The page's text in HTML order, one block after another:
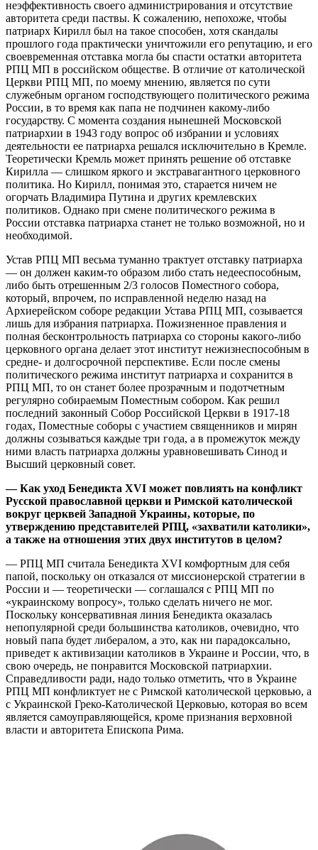
неэффективность своего администрирования и отсутствие
авторитета среди паствы. К сожалению, непохоже, чтобы
патриарх Кирилл был на такое способен, хотя скандалы
прошлого года практически уничтожили его репутацию, и его
своевременная отставка могла бы спасти остатки авторитета
РПЦ МП в российском обществе. В отличие от католической
Церкви РПЦ МП, по моему мнению, является по сути
служебным органом господствующего политического режима
России, в то время как папа не подчинен какому-либо
государству. С момента создания нынешней Московской
патриархии в 1943 году вопрос об избрании и условиях
деятельности ее патриарха решался исключительно в Кремле.
Теоретически Кремль может принять решение об отставке
Кирилла — слишком яркого и экстравагантного церковного
политика. Но Кирилл, понимая это, старается ничем не
огорчать Владимира Путина и других кремлевских
политиков. Однако при смене политического режима в
России отставка патриарха станет не только возможной, но и
необходимой.
Устав РПЦ МП весьма туманно трактует отставку патриарха
— он должен каким-то образом либо стать недееспособным,
либо быть отрешенным 2/3 голосов Поместного собора,
который, впрочем, по исправленной неделю назад на
Архиерейском соборе редакции Устава РПЦ МП, созывается
лишь для избрания патриарха. Пожизненное правления и
полная бесконтрольность патриарха со стороны какого-либо
церковного органа делает этот институт нежизнеспособным в
средне- и долгосрочной перспективе. Если после смены
политического режима институт патриарха и сохранится в
РПЦ МП, то он станет более прозрачным и подотчетным
регулярно собираемым Поместным собором. Как решил
последний законный Собор Российской Церкви в 1917-18
годах, Поместные соборы с участием священников и мирян
должны созываться каждые три года, а в промежуток между
ними власть патриарха должны уравновешивать Синод и
Высший церковный совет.
— Как уход Бенедикта XVI может повлиять на конфликт
Русской православной церкви и Римской католической
вокруг церквей Западной Украины, которые, по
утверждению представителей РПЦ, «захватили католики»,
а также на отношения этих двух институтов в целом?
— РПЦ МП считала Бенедикта XVI комфортным для себя
папой, поскольку он отказался от миссионерской стратегии в
России и — теоретически — соглашался с РПЦ МП по
«украинскому вопросу», только сделать ничего не мог.
Поскольку консервативная линия Бенедикта оказалась
непопулярной среди большинства католиков, очевидно, что
новый папа будет либералом, а это, как ни парадоксально,
приведет к активизации католиков в Украине и России, что, в
свою очередь, не понравится Московской патриархии.
Справедливости ради, надо только отметить, что в Украине
РПЦ МП конфликтует не с Римской католической церковью, а
с Украинской Греко-Католической Церковью, которая во всем
является самоуправляющейся, кроме признания верховной
власти и авторитета Епископа Рима.